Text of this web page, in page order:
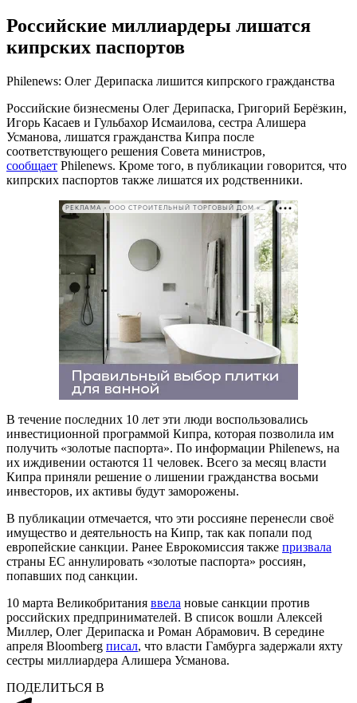
Российские миллиардеры лишатся
кипрских паспортов
Philenews: Олег Дерипаска лишится кипрского гражданства
Российские бизнесмены Олег Дерипаска, Григорий Берёзкин,
Игорь Касаев и Гульбахор Исмаилова, сестра Алишера
Усманова, лишатся гражданства Кипра после
соответствующего решения Совета министров,
сообщает Philenews. Кроме того, в публикации говорится, что
кипрских паспортов также лишатся их родственники.
РЕКЛАМА • ООО СТРОИТЕЛЬНЫЙ ТОРГОВЫЙ ДОМ «ПЕТРОВИЧ». ИНН: 7802348846
В течение последних 10 лет эти люди воспользовались
инвестиционной программой Кипра, которая позволила им
получить «золотые паспорта». По информации Philenews, на
их иждивении остаются 11 человек. Всего за месяц власти
Кипра приняли решение о лишении гражданства восьми
инвесторов, их активы будут заморожены.
В публикации отмечается, что эти россияне перенесли своё
имущество и деятельность на Кипр, так как попали под
европейские санкции. Ранее Еврокомиссия также призвала
страны ЕС аннулировать «золотые паспорта» россиян,
попавших под санкции.
10 марта Великобритания ввела новые санкции против
российских предпринимателей. В список вошли Алексей
Миллер, Олег Дерипаска и Роман Абрамович. В середине
апреля Bloomberg писал, что власти Гамбурга задержали яхту
сестры миллиардера Алишера Усманова.
ПОДЕЛИТЬСЯ В